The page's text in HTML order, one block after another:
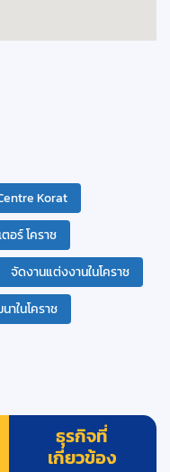
Korat
อร์ โคราช
จัดงานแต่งงานในโคราช
าในโคราช
ธุรกิจที่
เกี่ยวข้อง